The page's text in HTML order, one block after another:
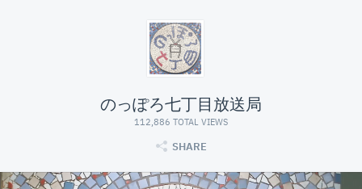
のっぽろ七丁目放送局
112,886 TOTAL VIEWS
SHARE